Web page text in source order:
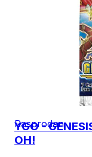
Rasprodan
YGO -
OH!